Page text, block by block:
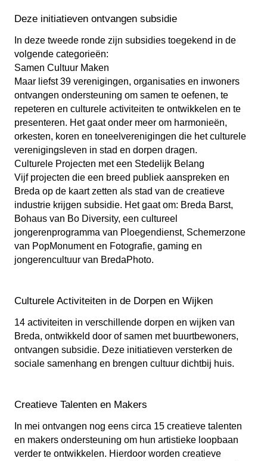
Deze initiatieven ontvangen subsidie
In deze tweede ronde zijn subsidies toegekend in de
volgende categorieën:
Samen Cultuur Maken
Maar liefst 39 verenigingen, organisaties en inwoners
ontvangen ondersteuning om samen te oefenen, te
repeteren en culturele activiteiten te ontwikkelen en te
presenteren. Het gaat onder meer om harmonieën,
orkesten, koren en toneelverenigingen die het culturele
verenigingsleven in stad en dorpen dragen.
Culturele Projecten met een Stedelijk Belang
Vijf projecten die een breed publiek aanspreken en
Breda op de kaart zetten als stad van de creatieve
industrie krijgen subsidie. Het gaat om: Breda Barst,
Bohaus van Bo Diversity, een cultureel
jongerenprogramma van Ploegendienst, Schemerzone
van PopMonument en Fotografie, gaming en
jongerencultuur van BredaPhoto.
Culturele Activiteiten in de Dorpen en Wijken
14 activiteiten in verschillende dorpen en wijken van
Breda, ontwikkeld door of samen met buurtbewoners,
ontvangen subsidie. Deze initiatieven versterken de
sociale samenhang en brengen cultuur dichtbij huis.
Creatieve Talenten en Makers
In mei ontvangen nog eens circa 15 creatieve talenten
en makers ondersteuning om hun artistieke loopbaan
verder te ontwikkelen. Hierdoor worden creatieve